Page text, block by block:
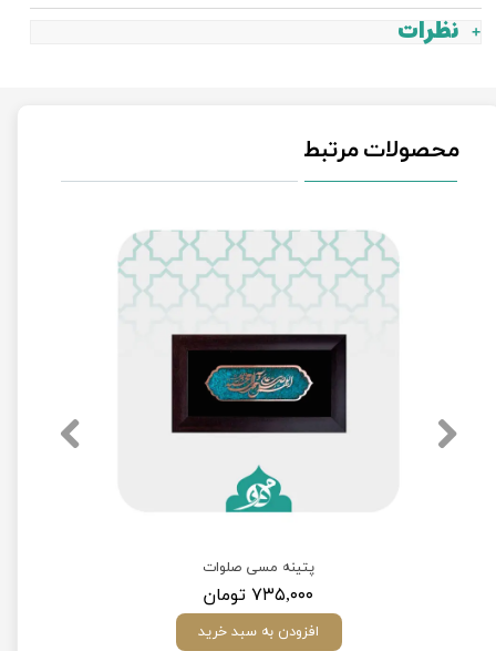
نظرات
محصولات مرتبط
پتینه مسی صلوات
۷۳۵,۰۰۰ تومان
افزودن به سبد خرید